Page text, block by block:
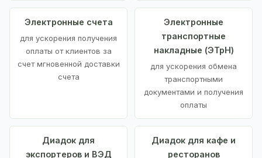
Электронные счета
для ускорения получения
оплаты от клиентов за
счет мгновенной доставки
счета
Электронные
транспортные
накладные (ЭТрН)
для ускорения обмена
транспортными
документами и получения
оплаты
Диадок для
экспортеров и ВЭД
Диадок для кафе и
ресторанов